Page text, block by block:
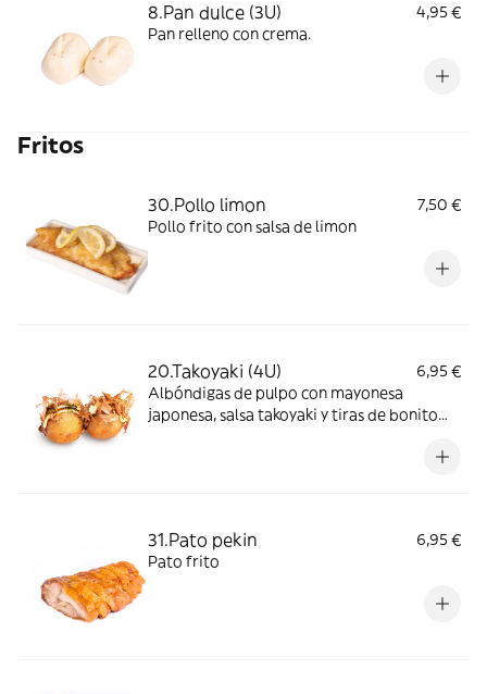
8.Pan dulce (3U)
4,95 €
Pan relleno con crema.
Fritos
30.Pollo limon
7,50 €
Pollo frito con salsa de limon
20.Takoyaki (4U)
6,95 €
Albóndigas de pulpo con mayonesa
japonesa, salsa takoyaki y tiras de bonito
31.Pato pekin
6,95 €
Pato frito